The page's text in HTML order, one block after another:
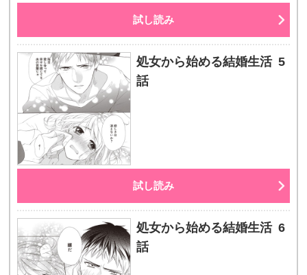
試し読み
処女から始める結婚生活 5
話
試し読み
処女から始める結婚生活 6
話